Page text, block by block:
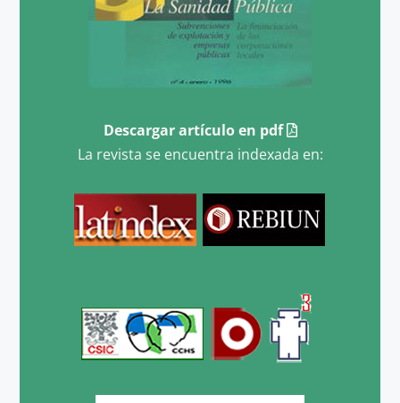
Descargar artículo en pdf
La revista se encuentra indexada en: